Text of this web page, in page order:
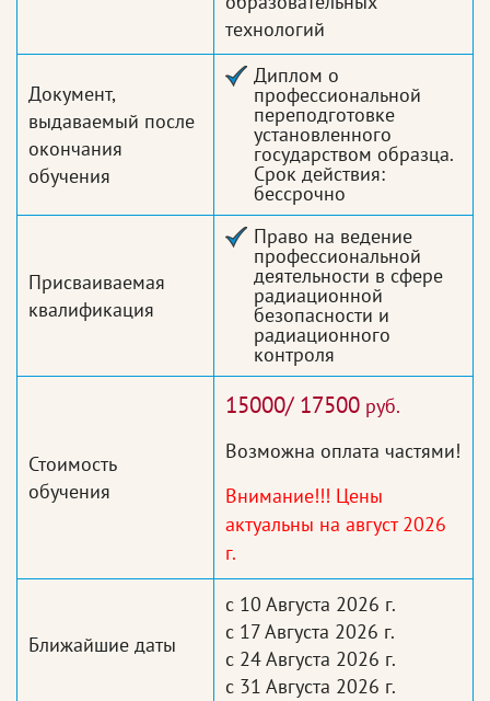
технологий
Документ,
выдаваемый после
окончания
обучения
Диплом о
профессиональной
переподготовке
установленного
государством образца.
Срок действия:
бессрочно
Присваиваемая
квалификация
Право на ведение
профессиональной
деятельности в сфере
радиационной
безопасности и
радиационного
контроля
Стоимость
обучения
15000/ 17500 руб.
Возможна оплата частями!
Внимание!!! Цены
актуальны на август 2026
г.
Ближайшие даты
с 10 Августа 2026 г.
с 17 Августа 2026 г.
с 24 Августа 2026 г.
с 31 Августа 2026 г.